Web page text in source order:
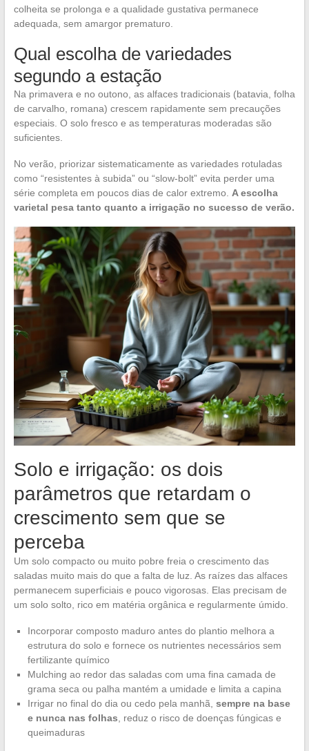
colheita se prolonga e a qualidade gustativa permanece
adequada, sem amargor prematuro.
Qual escolha de variedades
segundo a estação
Na primavera e no outono, as alfaces tradicionais (batavia, folha
de carvalho, romana) crescem rapidamente sem precauções
especiais. O solo fresco e as temperaturas moderadas são
suficientes.
No verão, priorizar sistematicamente as variedades rotuladas
como “resistentes à subida” ou “slow-bolt” evita perder uma
série completa em poucos dias de calor extremo. A escolha
varietal pesa tanto quanto a irrigação no sucesso de verão.
Solo e irrigação: os dois
parâmetros que retardam o
crescimento sem que se
perceba
Um solo compacto ou muito pobre freia o crescimento das
saladas muito mais do que a falta de luz. As raízes das alfaces
permanecem superficiais e pouco vigorosas. Elas precisam de
um solo solto, rico em matéria orgânica e regularmente úmido.
Incorporar composto maduro antes do plantio melhora a
estrutura do solo e fornece os nutrientes necessários sem
fertilizante químico
Mulching ao redor das saladas com uma fina camada de
grama seca ou palha mantém a umidade e limita a capina
Irrigar no final do dia ou cedo pela manhã, sempre na base
e nunca nas folhas, reduz o risco de doenças fúngicas e
queimaduras